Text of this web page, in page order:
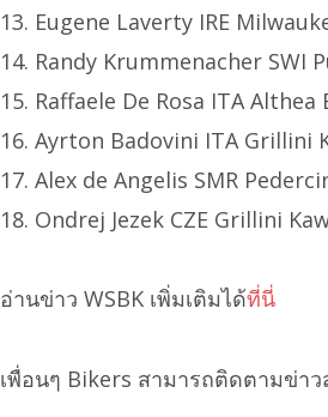
13. Eugene Laverty IRE
14. Randy Krummenacher SWI
15. Raffaele De Rosa ITA Althea
16. Ayrton Badovini ITA Grillini
17. Alex de Angelis SMR
18. Ondrej Jezek CZE Grillini
อ่านข่าว WSBK เพิ่มเติมได้ที่นี่
เพื่อนๆ Bikers สามารถติดตามข่า